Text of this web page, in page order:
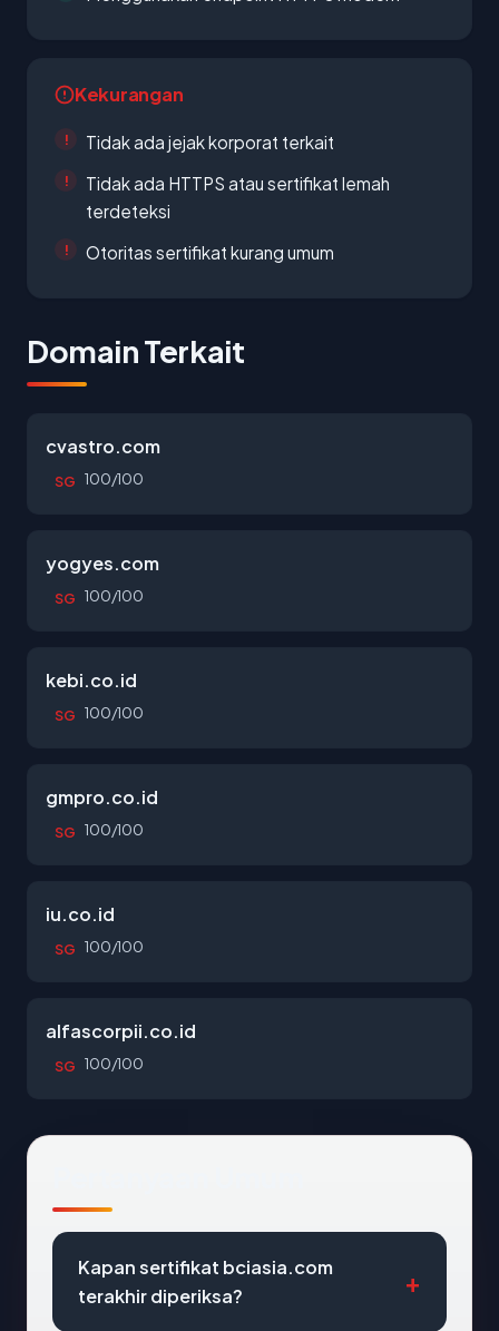
Kekurangan
Tidak ada jejak korporat terkait
Tidak ada HTTPS atau sertifikat lemah
terdeteksi
Otoritas sertifikat kurang umum
Domain Terkait
cvastro.com
SG 100/100
yogyes.com
SG 100/100
kebi.co.id
SG 100/100
gmpro.co.id
SG 100/100
iu.co.id
SG 100/100
alfascorpii.co.id
SG 100/100
Kapan sertifikat bciasia.com
terakhir diperiksa?